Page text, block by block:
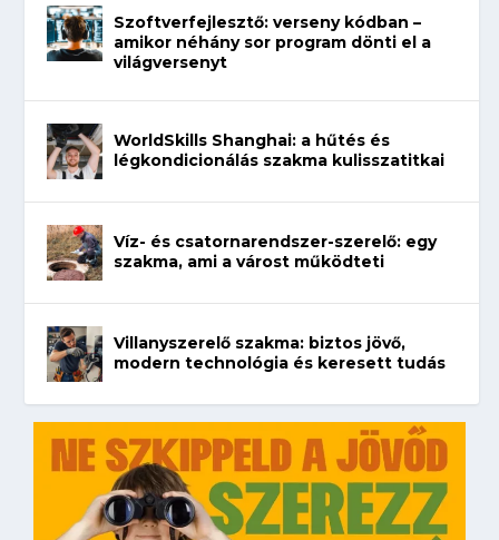
Szoftverfejlesztő: verseny kódban –
amikor néhány sor program dönti el a
világversenyt
WorldSkills Shanghai: a hűtés és
légkondicionálás szakma kulisszatitkai
Víz- és csatornarendszer-szerelő: egy
szakma, ami a várost működteti
Villanyszerelő szakma: biztos jövő,
modern technológia és keresett tudás